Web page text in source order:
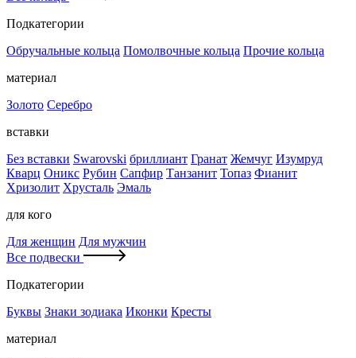
Подкатегории
Обручальные кольца Помолвочные кольца Прочие кольца
материал
Золото Серебро
вставки
Без вставки Swarovski бриллиант Гранат Жемчуг Изумруд
Кварц Оникс Рубин Сапфир Танзанит Топаз Фианит
Хризолит Хрусталь Эмаль
для кого
Для женщин Для мужчин
Все подвески
Подкатегории
Буквы Знаки зодиака Иконки Кресты
материал